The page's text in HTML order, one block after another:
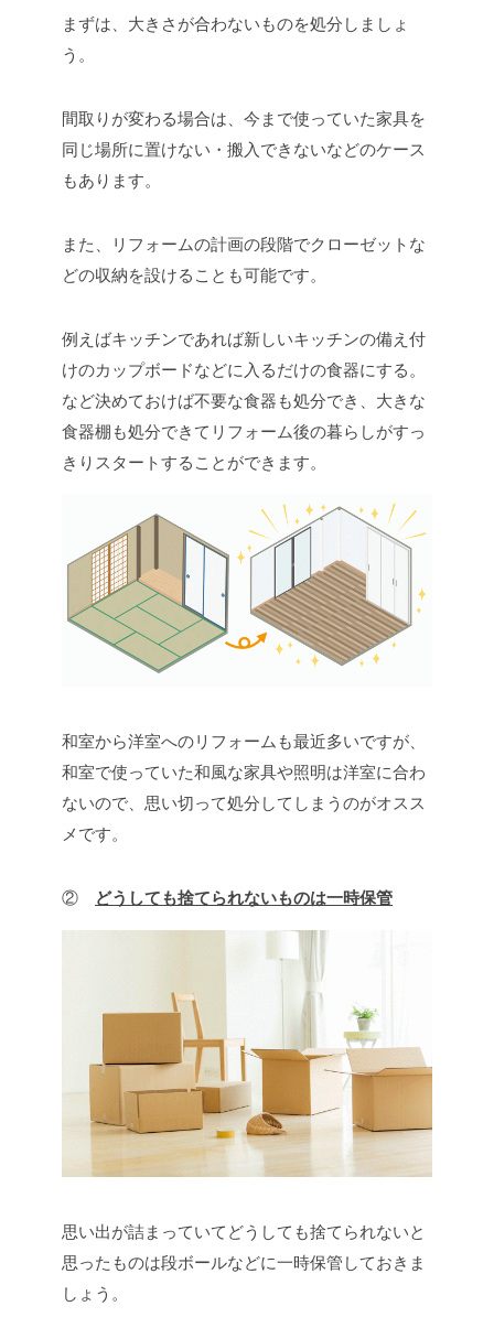
まずは、大きさが合わないものを処分しましょ
う。
間取りが変わる場合は、今まで使っていた家具を
同じ場所に置けない・搬入できないなどのケース
もあります。
また、リフォームの計画の段階でクローゼットな
どの収納を設けることも可能です。
例えばキッチンであれば新しいキッチンの備え付
けのカップボードなどに入るだけの食器にする。
など決めておけば不要な食器も処分でき、大きな
食器棚も処分できてリフォーム後の暮らしがすっ
きりスタートすることができます。
和室から洋室へのリフォームも最近多いですが、
和室で使っていた和風な家具や照明は洋室に合わ
ないので、思い切って処分してしまうのがオスス
メです。
② どうしても捨てられないものは一時保管
思い出が詰まっていてどうしても捨てられないと
思ったものは段ボールなどに一時保管しておきま
しょう。